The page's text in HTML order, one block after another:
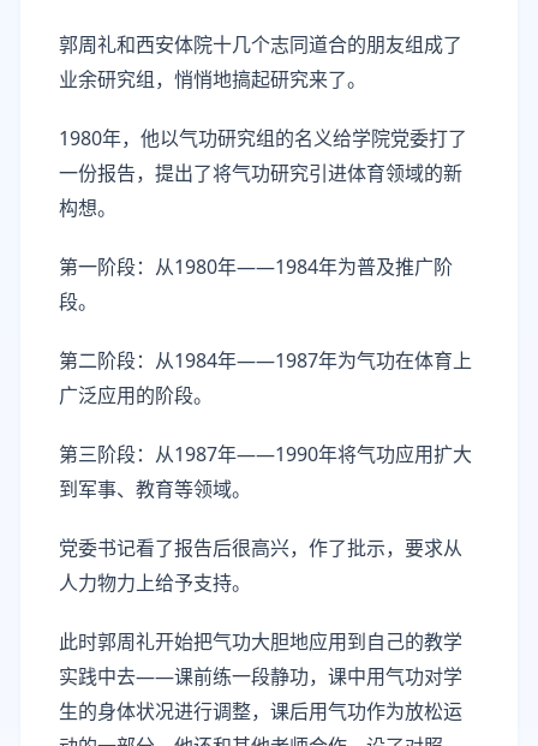
郭周礼和西安体院十几个志同道合的朋友组成了
业余研究组，悄悄地搞起研究来了。
1980年，他以气功研究组的名义给学院党委打了
一份报告，提出了将气功研究引进体育领域的新
构想。
第一阶段：从1980年——1984年为普及推广阶
段。
第二阶段：从1984年——1987年为气功在体育上
广泛应用的阶段。
第三阶段：从1987年——1990年将气功应用扩大
到军事、教育等领域。
党委书记看了报告后很高兴，作了批示，要求从
人力物力上给予支持。
此时郭周礼开始把气功大胆地应用到自己的教学
实践中去——课前练一段静功，课中用气功对学
生的身体状况进行调整，课后用气功作为放松运